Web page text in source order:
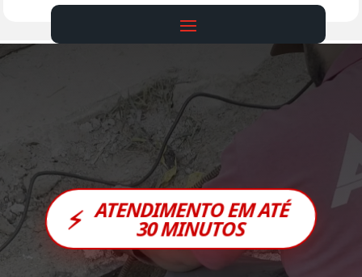
⚡ ATENDIMENTO EM ATÉ
30 MINUTOS